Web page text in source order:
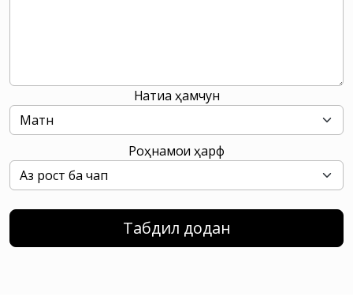
Натиҷа ҳамчун
Роҳнамои ҳарф
Табдил додан